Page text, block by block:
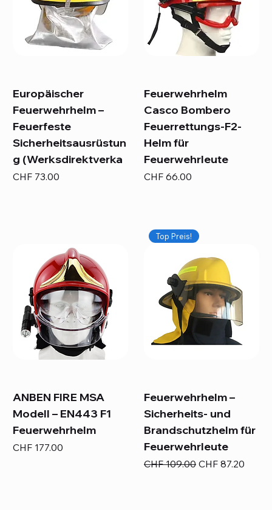
Europäischer
Feuerwehrhelm –
Feuerfeste
Sicherheitsausrüstun
g (Werksdirektverka
Preis
CHF 73.00
Feuerwehrhelm
Casco Bombero
Feuerrettungs-F2-
Helm für
Feuerwehrleute
Preis
CHF 66.00
ANBEN FIRE MSA
Modell – EN443 F1
Feuerwehrhelm
Preis
CHF 177.00
Top Preis!
Feuerwehrhelm –
Sicherheits- und
Brandschutzhelm für
Feuerwehrleute
Standardpreis
CHF 109.00 Sale-Preis
CHF 87.20